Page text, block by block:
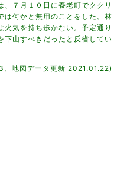
７月１０日に養老町でククリ
は何かと無用のことをした。林
気を持ち歩かない。予定通り
下山すべきだったと反省してい
地図データ更新 2021.01.22)